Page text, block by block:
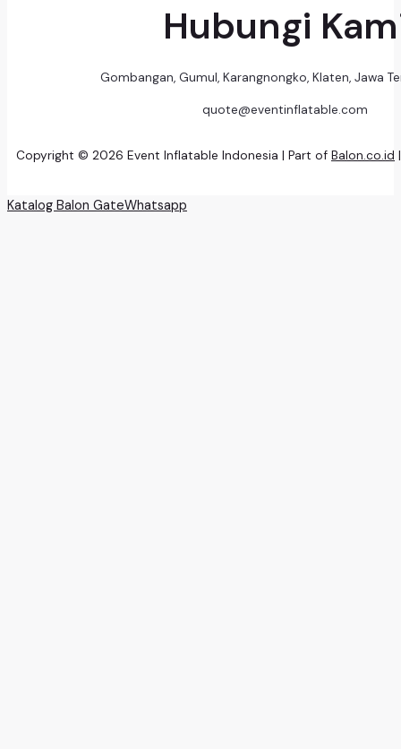
Hubungi
Gombangan, Gumul, Karangnongko, Klaten, Jawa
quote@eventinflatable.com
Copyright © 2026 Event Inflatable Indonesia | Part of Balon.co.id
Katalog Balon GateWhatsapp